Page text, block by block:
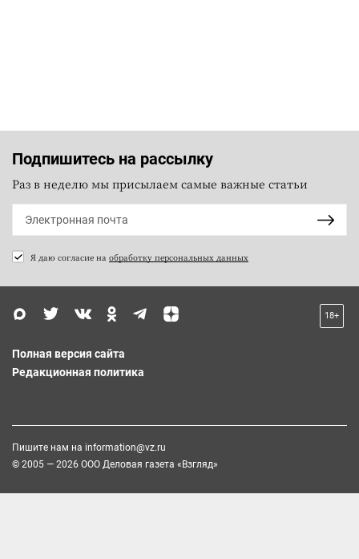
Подпишитесь на рассылку
Раз в неделю мы присылаем самые важные статьи
Я даю согласие на обработку персональных данных
18+
Полная версия сайта
Редакционная политика
Пишите нам на information@vz.ru
© 2005 — 2026 ООО Деловая газета «Взгляд»